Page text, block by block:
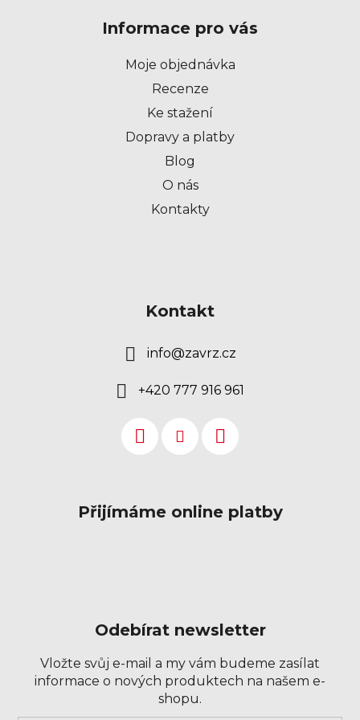
Informace pro vás
Moje objednávka
Recenze
Ke stažení
Dopravy a platby
Blog
O nás
Kontakty
Kontakt
info@zavrz.cz
+420 777 916 961
Přijímáme online platby
Odebírat newsletter
Vložte svůj e-mail a my vám budeme zasílat
informace o nových produktech na našem e-
shopu.